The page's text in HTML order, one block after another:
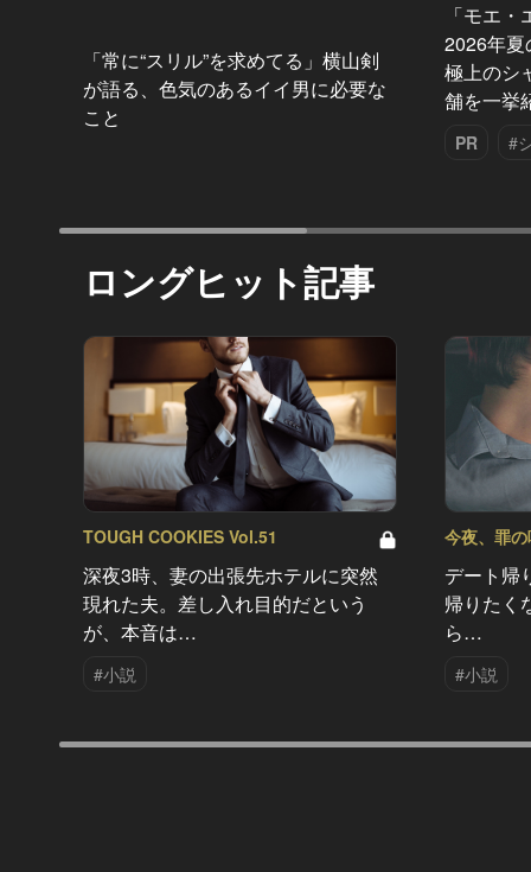
「常に“スリル”を求めてる」横山剣
が語る、色気のあるイイ男に必要な
こと
「モエ
2026年夏
極上のシ
舗を一挙
PR #
ロングヒット記事
TOUGH COOKIES Vol.51
深夜3時、妻の出張先ホテルに突然
現れた夫。差し入れ目的だという
が、本音は…
#小説
今夜、罪
デート帰
帰りたく
ら…
#小説